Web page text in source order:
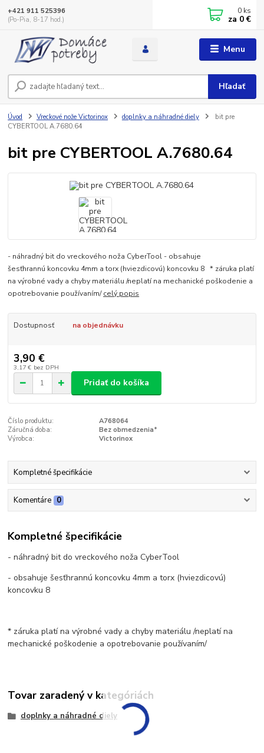
Menu
Hľadať
+421 911 525396
(Po-Pia, 8-17 hod.)
0 ks
za 0 €
Úvod Vreckové nože Victorinox doplnky a náhradné diely
bit pre
CYBERTOOL A.7680.64
bit pre CYBERTOOL A.7680.64
- náhradný bit do vreckového noža CyberTool - obsahuje
šesťhrannú koncovku 4mm a torx (hviezdicovú) koncovku 8 * záruka platí
na výrobné vady a chyby materiálu /neplatí na mechanické poškodenie a
opotrebovanie používaním/celý popis
Dostupnosť na objednávku
3,90 €
3,17 € bez DPH
Pridať do košíka
Číslo produktu:
A768064
Záručná doba:
Bez obmedzenia*
Výrobca:
Victorinox
Kompletné špecifikácie
Komentáre 0
Kompletné špecifikácie
- náhradný bit do vreckového noža CyberTool
- obsahuje šesťhrannú koncovku 4mm a torx (hviezdicovú)
koncovku 8
* záruka platí na výrobné vady a chyby materiálu /neplatí na
mechanické poškodenie a opotrebovanie používaním/
Tovar zaradený v kategóriách
doplnky a náhradné diely